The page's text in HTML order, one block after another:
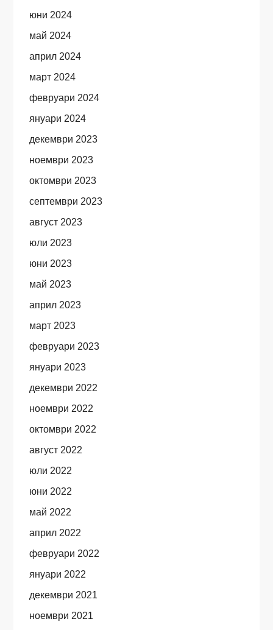
юни 2024
май 2024
април 2024
март 2024
февруари 2024
януари 2024
декември 2023
ноември 2023
октомври 2023
септември 2023
август 2023
юли 2023
юни 2023
май 2023
април 2023
март 2023
февруари 2023
януари 2023
декември 2022
ноември 2022
октомври 2022
август 2022
юли 2022
юни 2022
май 2022
април 2022
февруари 2022
януари 2022
декември 2021
ноември 2021